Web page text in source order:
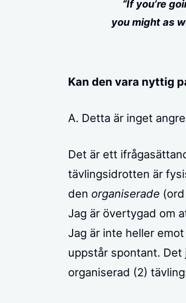
”If you’re
you might as
Kan den vara nyttig
A. Detta är inget
Det är ett
tävlingsidrotten är
den organiserade (ord
Jag är övertygad om
Jag är inte heller
uppstår spontant. Det
organiserad (2)